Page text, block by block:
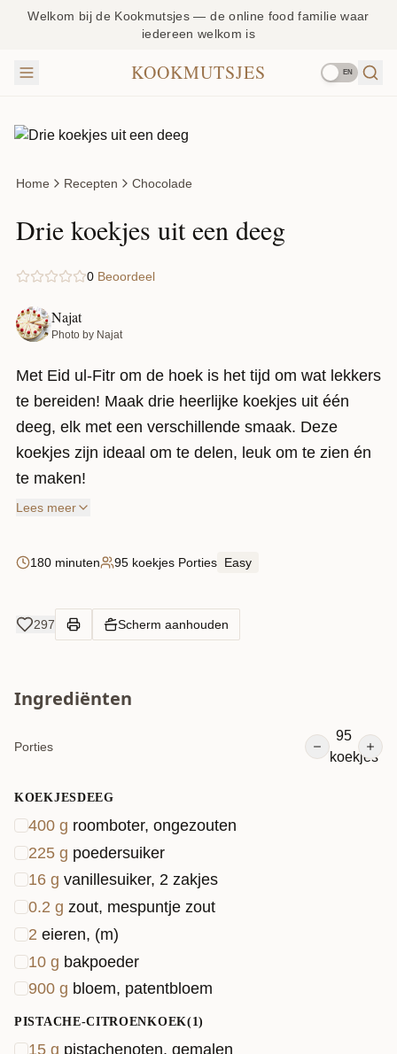
Welkom bij de Kookmutsjes — de online food familie waar
iedereen welkom is
KOOKMUTSJES EN
Home Recepten Chocolade
Drie koekjes uit een deeg
0 Beoordeel
Najat
Photo by Najat
Met Eid ul-Fitr om de hoek is het tijd om wat lekkers
te bereiden! Maak drie heerlijke koekjes uit één
deeg, elk met een verschillende smaak. Deze
koekjes zijn ideaal om te delen, leuk om te zien én
te maken!
Lees meer
180 minuten 95 koekjes Porties Easy
297 Scherm aanhouden
Ingrediënten
Porties
95
koekjes
KOEKJESDEEG
400 g roomboter, ongezouten
225 g poedersuiker
16 g vanillesuiker, 2 zakjes
0.2 g zout, mespuntje zout
2 eieren, (m)
10 g bakpoeder
900 g bloem, patentbloem
PISTACHE-CITROENKOEK(1)
15 g pistachenoten, gemalen